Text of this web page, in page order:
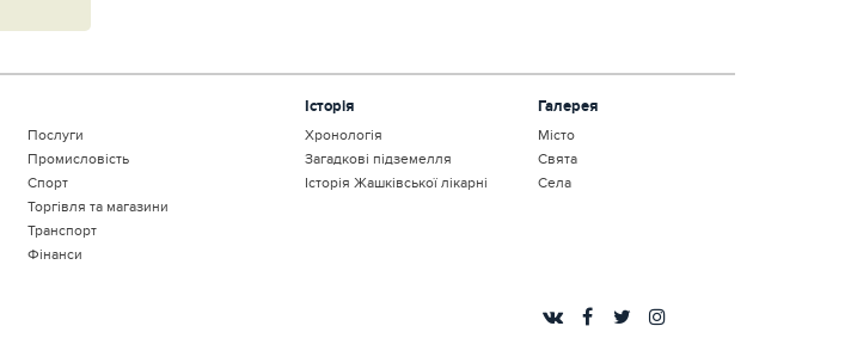
Послуги
Промисловість
Спорт
Торгівля та магазини
Транспорт
Фінанси
Історія
Хронологія
Загадкові підземелля
Історія Жашківської лікарні
Галерея
Місто
Свята
Села